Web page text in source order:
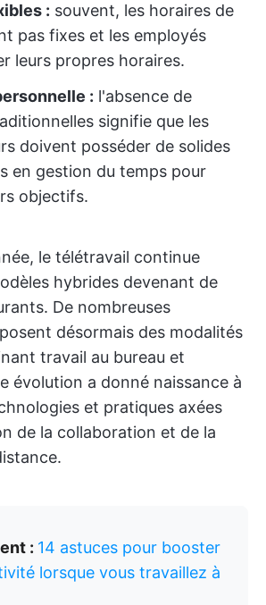
: souvent, les horaires de
pas fixes et les employés
leurs propres horaires.
: l'absence de
signifie que les
doivent posséder de solides
en gestion du temps pour
objectifs.
le télétravail continue
hybrides devenant de
De nombreuses
désormais des modalités
travail au bureau et
évolution a donné naissance à
et pratiques axées
de la collaboration et de la
: 14 astuces pour booster
lorsque vous travaillez à